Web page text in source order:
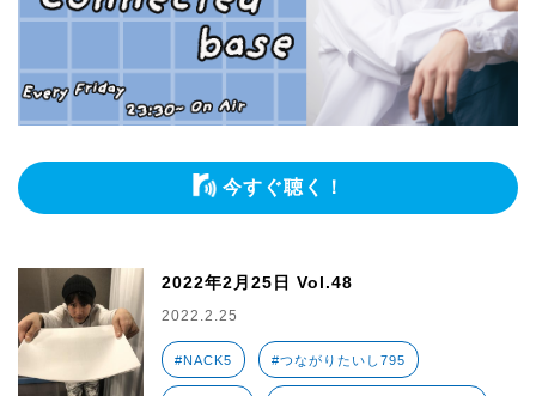
今すぐ聴く！
2022年2月25日 Vol.48
2022.2.25
#NACK5 #つながりたいし795